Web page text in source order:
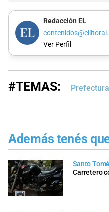
Redacción EL
Ver Perfil
#TEMAS:
Además tenés
Santo Tomé
Carretero